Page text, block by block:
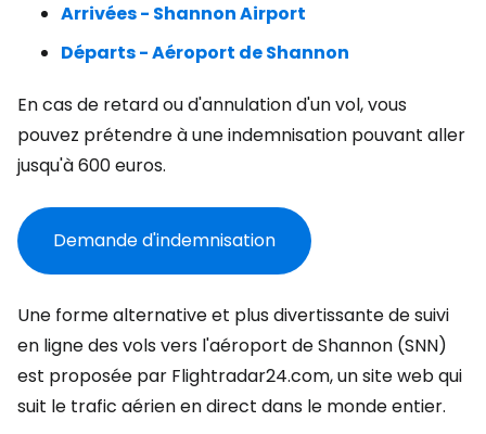
Arrivées - Shannon Airport
Départs - Aéroport de Shannon
En cas de retard ou d'annulation d'un vol, vous
pouvez prétendre à une indemnisation pouvant aller
jusqu'à 600 euros.
Demande d'indemnisation
Une forme alternative et plus divertissante de suivi
en ligne des vols vers l'aéroport de Shannon (SNN)
est proposée par Flightradar24.com, un site web qui
suit le trafic aérien en direct dans le monde entier.